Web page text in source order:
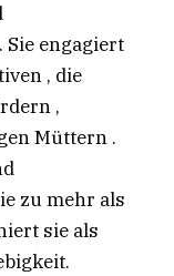
Sie engagiert
, die
,
Müttern .
zu mehr als
sie als